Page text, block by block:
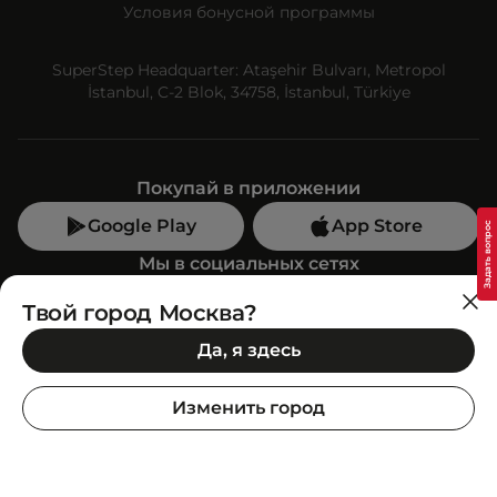
Условия бонусной программы
SuperStep Headquarter: Ataşehir Bulvarı, Metropol
İstanbul, C-2 Blok, 34758, İstanbul, Türkiye
Покупай в приложении
Google Play
App Store
Мы в социальных сетях
Позвони нам
+7 (499) 350-55-33
C 10:00 до 19:00
SuperStep-бот
Твой город Москва?
Да, я здесь
Изменить город